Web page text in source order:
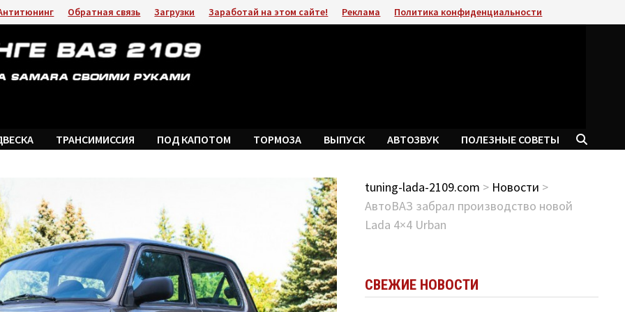
Обратная связь Загрузки Заработай на этом сайте! Реклама Политика конфиденциальности
ТРАНСИМИССИЯ ПОД КАПОТОМ ТОРМОЗА ВЫПУСК АВТОЗВУК ПОЛЕЗНЫЕ СОВЕТЫ
tuning-lada-2109.com > Новости >
АвтоВАЗ забрал производство новой
Lada 4×4 Urban
СВЕЖИЕ НОВОСТИ